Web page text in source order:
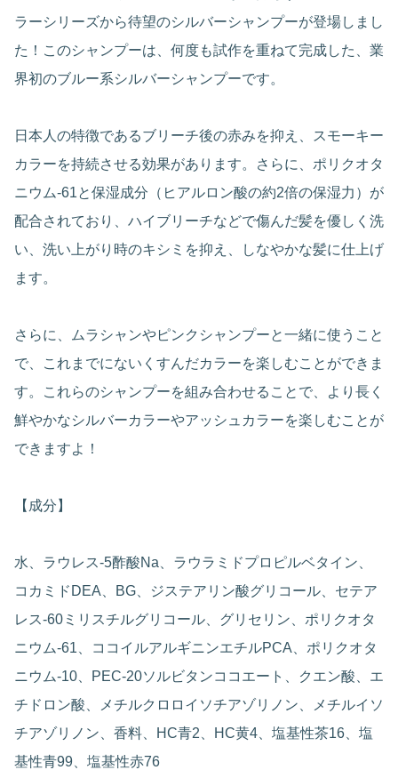
ラーシリーズから待望のシルバーシャンプーが登場しまし
た！このシャンプーは、何度も試作を重ねて完成した、業
界初のブルー系シルバーシャンプーです。
日本人の特徴であるブリーチ後の赤みを抑え、スモーキー
カラーを持続させる効果があります。さらに、ポリクオタ
ニウム-61と保湿成分（ヒアルロン酸の約2倍の保湿力）が
配合されており、ハイブリーチなどで傷んだ髪を優しく洗
い、洗い上がり時のキシミを抑え、しなやかな髪に仕上げ
ます。
さらに、ムラシャンやピンクシャンプーと一緒に使うこと
で、これまでにないくすんだカラーを楽しむことができま
す。これらのシャンプーを組み合わせることで、より長く
鮮やかなシルバーカラーやアッシュカラーを楽しむことが
できますよ！
【成分】
水、ラウレス-5酢酸Na、ラウラミドプロピルベタイン、
コカミドDEA、BG、ジステアリン酸グリコール、セテア
レス-60ミリスチルグリコール、グリセリン、ポリクオタ
ニウム-61、ココイルアルギニンエチルPCA、ポリクオタ
ニウム-10、PEC-20ソルビタンココエート、クエン酸、エ
チドロン酸、メチルクロロイソチアゾリノン、メチルイソ
チアゾリノン、香料、HC青2、HC黄4、塩基性茶16、塩
基性青99、塩基性赤76